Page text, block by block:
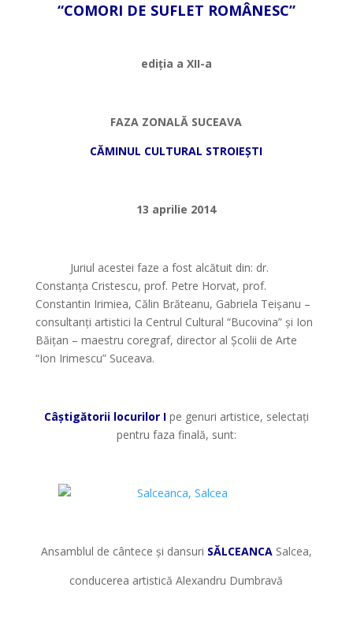
“COMORI DE SUFLET ROMÂNESC”
ediția a XII-a
FAZA ZONALĂ SUCEAVA
CĂMINUL CULTURAL STROIEȘTI
13 aprilie 2014
Juriul acestei faze a fost alcătuit din: dr.
Constanța Cristescu, prof. Petre Horvat, prof.
Constantin Irimiea, Călin Brăteanu, Gabriela Teișanu –
consultanți artistici la Centrul Cultural “Bucovina” și Ion
Băițan – maestru coregraf, director al Școlii de Arte
“Ion Irimescu” Suceava.
Câștigătorii locurilor Ipe genuri artistice, selectați
pentru faza finală, sunt:
Ansamblul de cântece și dansuri SĂLCEANCASalcea,
conducerea artistică Alexandru Dumbravă